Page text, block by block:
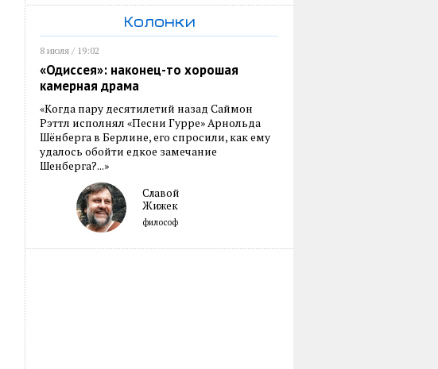
Колонки
8 июля / 19:02
«Одиссея»: наконец-то хорошая
камерная драма
«Когда пару десятилетий назад Саймон
Рэттл исполнял «Песни Гурре» Арнольда
Шёнберга в Берлине, его спросили, как ему
удалось обойти едкое замечание
Шенберга?...»
Славой
Жижек
философ